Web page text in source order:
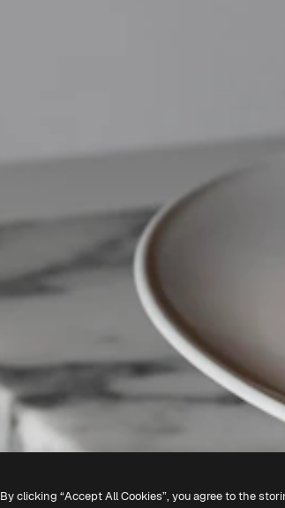
By clicking “Accept All Cookies”, you agree to the